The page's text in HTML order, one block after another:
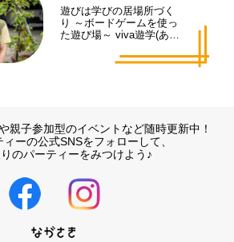
遊びは学びの居場所づく
り ～ボードゲームを使っ
た遊び場～ viva遊学(あそ
親子参加型のイベントなど随時更新中！
ーの公式SNSをフォローして、
のパーティーをみつけよう♪